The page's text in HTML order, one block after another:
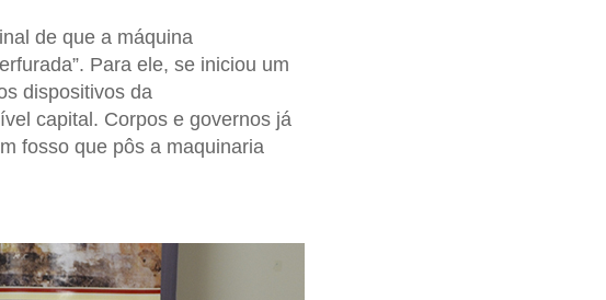
de que a máquina
Para ele, se iniciou um
dispositivos da
capital. Corpos e governos já
fosso que pôs a maquinaria